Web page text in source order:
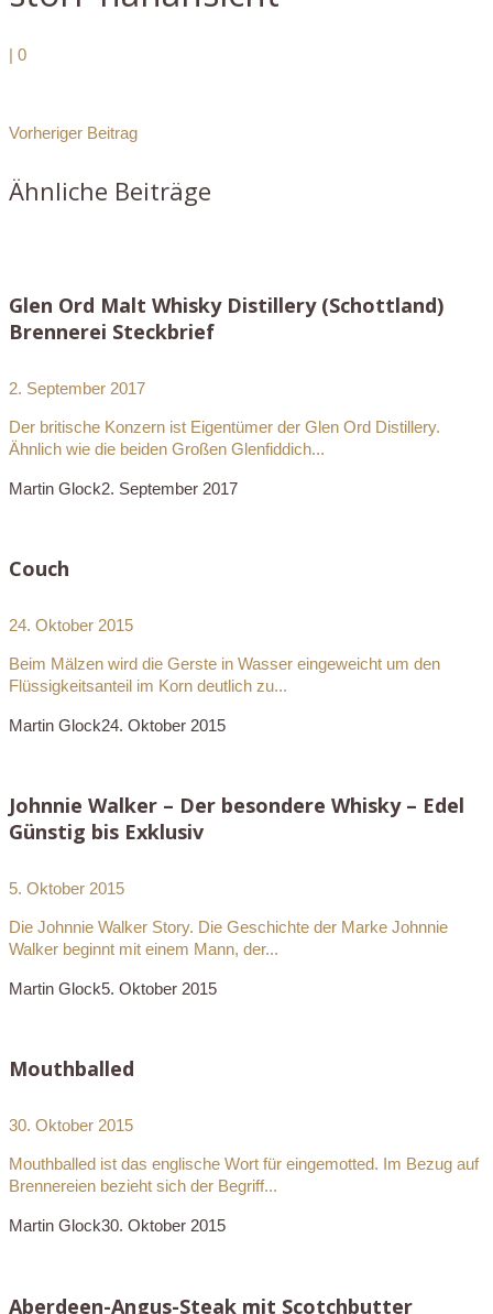
| 0
Vorheriger Beitrag
Ähnliche Beiträge
Glen Ord Malt Whisky Distillery (Schottland)
Brennerei Steckbrief
2. September 2017
Der britische Konzern ist Eigentümer der Glen Ord Distillery.
Ähnlich wie die beiden Großen Glenfiddich...
Martin Glock2. September 2017
Couch
24. Oktober 2015
Beim Mälzen wird die Gerste in Wasser eingeweicht um den
Flüssigkeitsanteil im Korn deutlich zu...
Martin Glock24. Oktober 2015
Johnnie Walker – Der besondere Whisky – Edel
Günstig bis Exklusiv
5. Oktober 2015
Die Johnnie Walker Story. Die Geschichte der Marke Johnnie
Walker beginnt mit einem Mann, der...
Martin Glock5. Oktober 2015
Mouthballed
30. Oktober 2015
Mouthballed ist das englische Wort für eingemotted. Im Bezug auf
Brennereien bezieht sich der Begriff...
Martin Glock30. Oktober 2015
Aberdeen-Angus-Steak mit Scotchbutter